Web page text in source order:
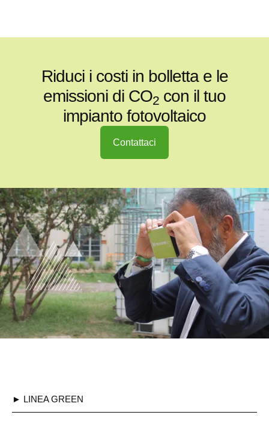
Riduci i costi in bolletta e le
emissioni di CO2 con il tuo
impianto fotovoltaico
Contattaci
► LINEA GREEN